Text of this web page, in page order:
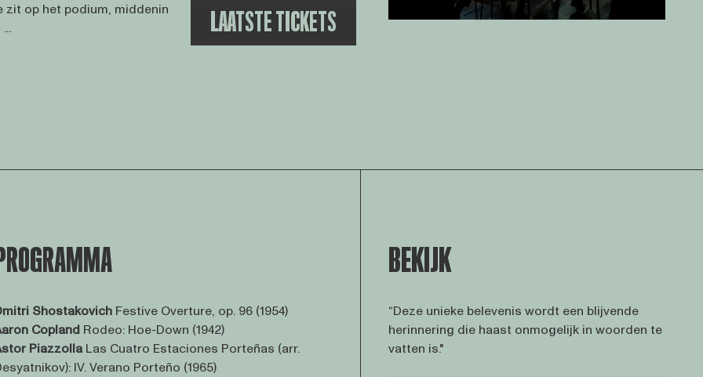
zit op het podium, middenin
LAATSTE TICKETS
PROGRAMMA
Shostakovich Festive Overture, op. 96 (1954)
Copland Rodeo: Hoe-Down (1942)
Piazzolla Las Cuatro Estaciones Porteñas (arr.
IV. Verano Porteño (1965)
BEKIJK
“Deze unieke belevenis wordt een blijvende
herinnering die haast onmogelijk in woorden te
vatten is."